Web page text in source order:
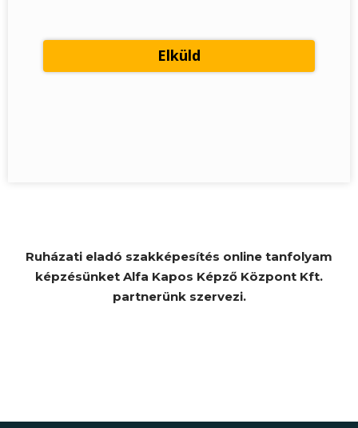
Ruházati eladó szakképesítés online tanfolyam
képzésünket Alfa Kapos Képző Központ Kft.
partnerünk szervezi.